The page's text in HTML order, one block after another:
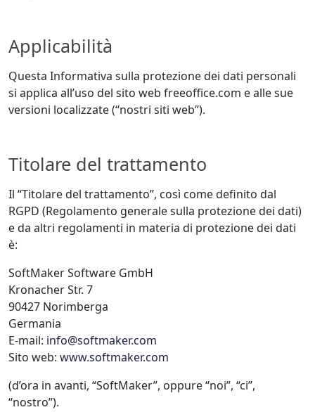
Applicabilità
Questa Informativa sulla protezione dei dati personali
si applica all’uso del sito web freeoffice.com e alle sue
versioni localizzate (“nostri siti web”).
Titolare del trattamento
Il “Titolare del trattamento”, così come definito dal
RGPD (Regolamento generale sulla protezione dei dati)
e da altri regolamenti in materia di protezione dei dati
è:
SoftMaker Software GmbH
Kronacher Str. 7
90427 Norimberga
Germania
E-mail: info@softmaker.com
Sito web: www.softmaker.com
(d’ora in avanti, “SoftMaker”, oppure “noi”, “ci”,
“nostro”).